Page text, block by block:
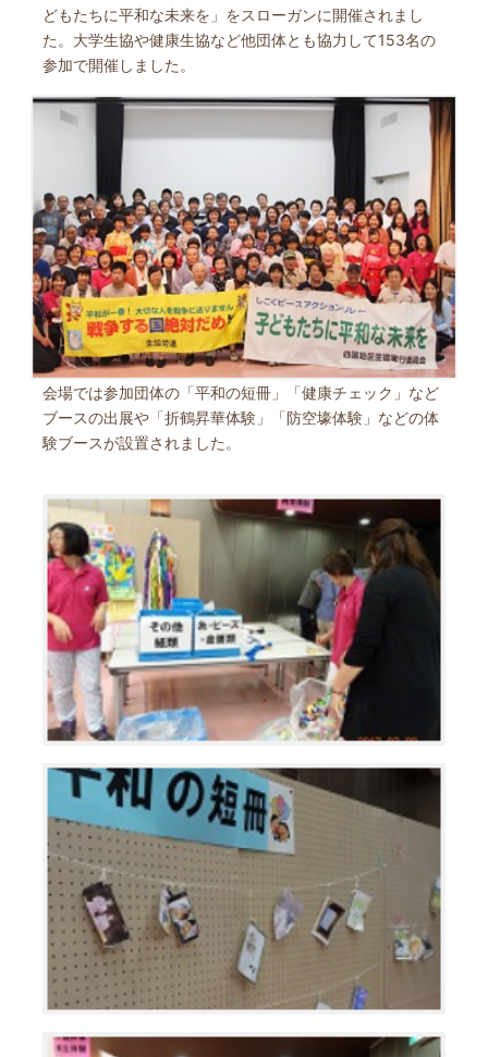
どもたちに平和な未来を」をスローガンに開催されまし
た。大学生協や健康生協など他団体とも協力して153名の
参加で開催しました。
会場では参加団体の「平和の短冊」「健康チェック」など
ブースの出展や「折鶴昇華体験」「防空壕体験」などの体
験ブースが設置されました。